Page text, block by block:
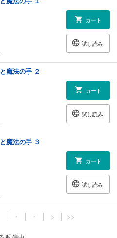
カート
試し読み
魔法の手 ２
カート
試し読み
魔法の手 ３
カート
試し読み
・ ・ > >>